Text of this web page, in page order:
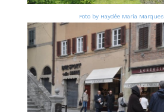
Foto by Haydée Maria Marques